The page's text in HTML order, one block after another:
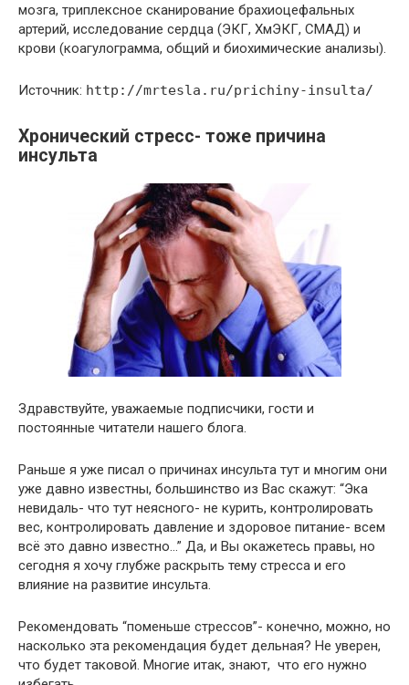
мозга, триплексное сканирование брахиоцефальных
артерий, исследование сердца (ЭКГ, ХмЭКГ, СМАД) и
крови (коагулограмма, общий и биохимические анализы).
Источник: http://mrtesla.ru/prichiny-insulta/
Хронический стресс- тоже причина
инсульта
Здравствуйте, уважаемые подписчики, гости и
постоянные читатели нашего блога.
Раньше я уже писал о причинах инсульта тут и многим они
уже давно известны, большинство из Вас скажут: “Эка
невидаль- что тут неясного- не курить, контролировать
вес, контролировать давление и здоровое питание- всем
всё это давно известно…” Да, и Вы окажетесь правы, но
сегодня я хочу глубже раскрыть тему стресса и его
влияние на развитие инсульта.
Рекомендовать “поменьше стрессов”- конечно, можно, но
насколько эта рекомендация будет дельная? Не уверен,
что будет таковой. Многие итак, знают, что его нужно